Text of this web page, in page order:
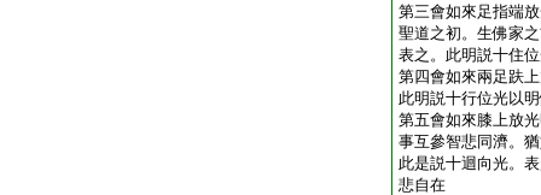
第三會如來足指端
聖道之初。生佛家
表之。此明説十住
第四會如來兩足趺
此明説十行位光以
第五會如來膝上放
事互參智悲同濟。
此是説十迴向光。
悲自在